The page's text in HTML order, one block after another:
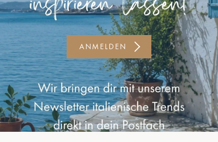
Lindau
Münster
Oldenburg
Potsdam
Rostock
ANMELDEN